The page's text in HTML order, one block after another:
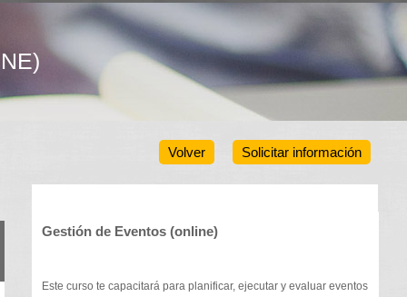
Solicitar información
Volver
Gestión de Eventos (online)
Este curso te capacitará para planificar, ejecutar y evaluar eventos